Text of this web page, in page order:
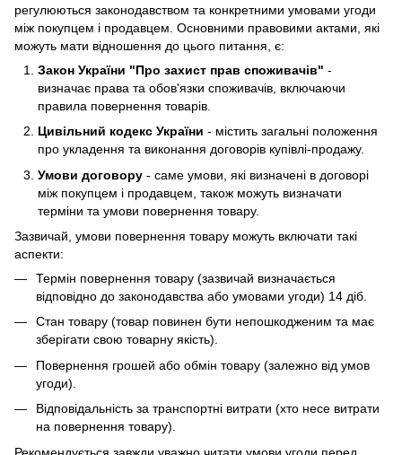
регулюються законодавством та конкретними умовами угоди
між покупцем і продавцем. Основними правовими актами, які
можуть мати відношення до цього питання, є:
Закон України "Про захист прав споживачів" -
визначає права та обов'язки споживачів, включаючи
правила повернення товарів.
Цивільний кодекс України - містить загальні положення
про укладення та виконання договорів купівлі-продажу.
Умови договору - саме умови, які визначені в договорі
між покупцем і продавцем, також можуть визначати
терміни та умови повернення товару.
Зазвичай, умови повернення товару можуть включати такі
аспекти:
Термін повернення товару (зазвичай визначається
відповідно до законодавства або умовами угоди) 14 діб.
Стан товару (товар повинен бути непошкодженим та має
зберігати свою товарну якість).
Повернення грошей або обмін товару (залежно від умов
угоди).
Відповідальність за транспортні витрати (хто несе витрати
на повернення товару).
Рекомендується завжди уважно читати умови угоди перед